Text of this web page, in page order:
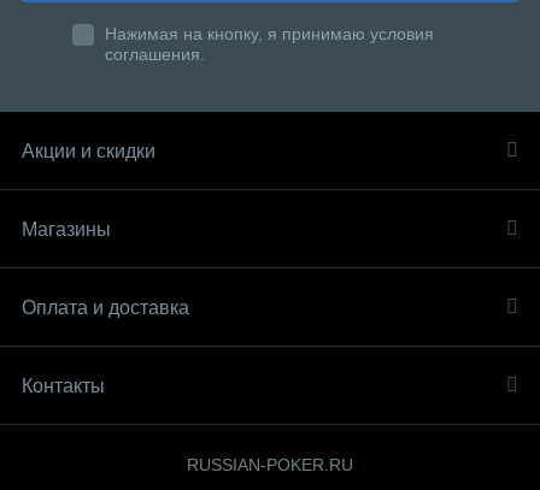
Нажимая на кнопку, я принимаю условия
соглашения.
Акции и скидки
Магазины
Оплата и доставка
Контакты
RUSSIAN-POKER.RU